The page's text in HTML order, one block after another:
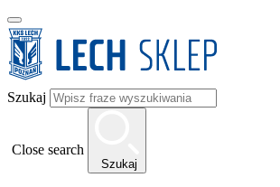
Szukaj
Close search
Szukaj